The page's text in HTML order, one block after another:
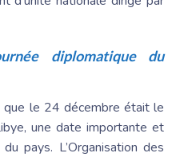
diplomatique du
le 24 décembre était le
une date importante et
pays. L’Organisation des